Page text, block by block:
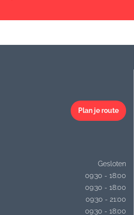
Plan je route
Gesloten
09:30 - 18:00
09:30 - 18:00
09:30 - 21:00
09:30 - 18:00